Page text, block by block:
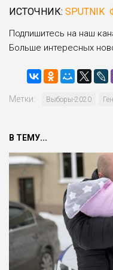
ИСТОЧНИК:
Подпишитесь на наш
Больше интересных
Метки: Выборы-2020
В ТЕМУ...